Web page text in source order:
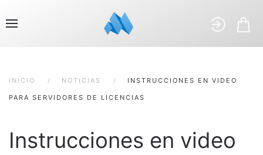
INICIO NOTICIAS INSTRUCCIONES EN VIDEO
PARA SERVIDORES DE LICENCIAS
Instrucciones en video